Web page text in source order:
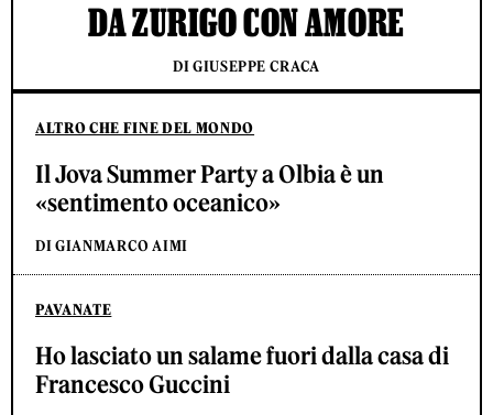
ALTRO CHE FINE DEL MONDO
Il Jova Summer Party a Olbia è un
«sentimento oceanico»
DI GIANMARCO AIMI
PAVANATE
Ho lasciato un salame fuori dalla casa di
Francesco Guccini
DA ZURIGO CON AMORE
DI GIUSEPPE CRACA